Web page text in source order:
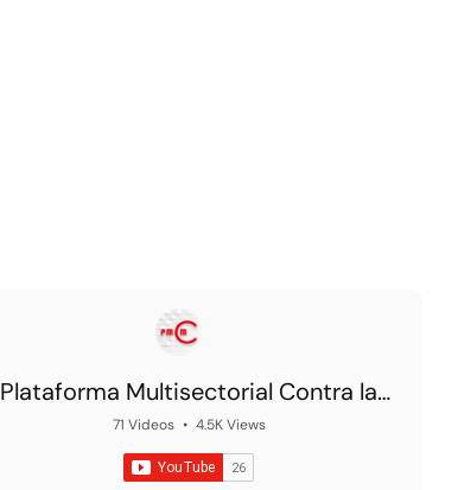
Plataforma Multisectorial Contra la
Morosidad
71 Videos • 4.5K Views